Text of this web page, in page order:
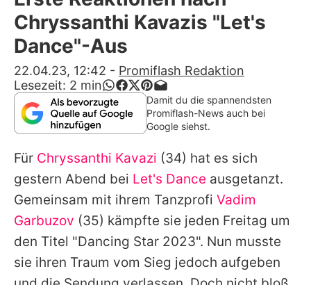
Alle Themen auf Promiflash
App runterladen
Team
Redaktionelle Richtlinien
Impressum
Datenschutzerklärung
Nutzungsbedingungen
Utiq verwalten
Chryssanthi Kavazis "Let's
Dance"-Aus
22.04.23, 12:42 - Promiflash Redaktion
Lesezeit: 2 min
Damit du die spannendsten
Promiflash-News auch bei
Google siehst.
Für Chryssanthi Kavazi (34) hat es sich
gestern Abend bei Let's Dance ausgetanzt.
Gemeinsam mit ihrem Tanzprofi Vadim
Garbuzov (35) kämpfte sie jeden Freitag um
den Titel "Dancing Star 2023". Nun musste
sie ihren Traum vom Sieg jedoch aufgeben